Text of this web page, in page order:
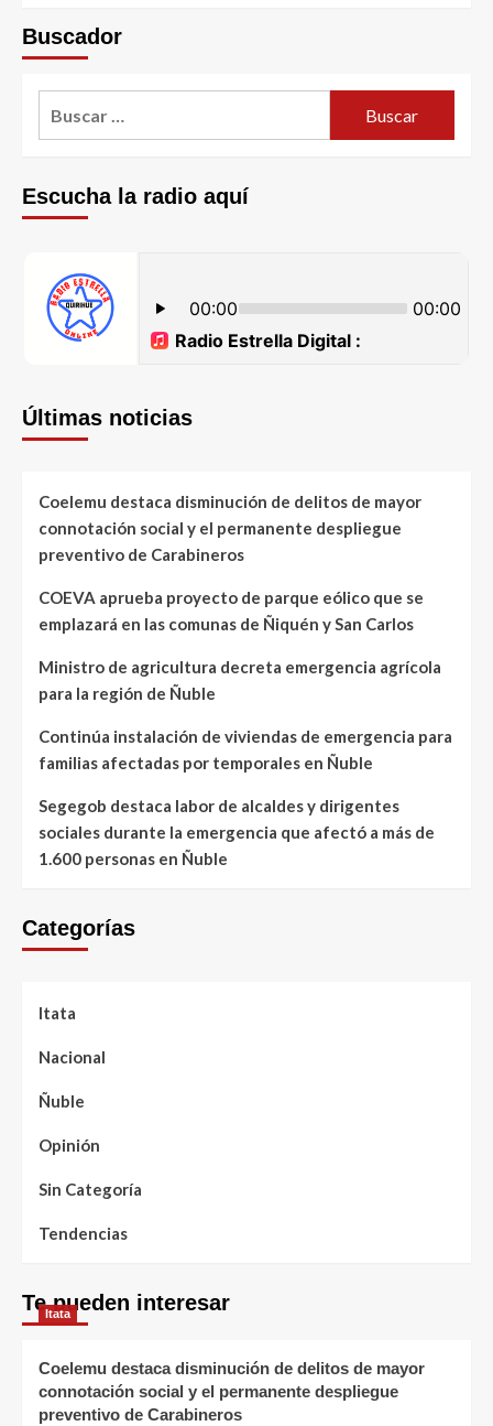
Buscador
Escucha la radio aquí
Últimas noticias
Coelemu destaca disminución de delitos de mayor
connotación social y el permanente despliegue
preventivo de Carabineros
COEVA aprueba proyecto de parque eólico que se
emplazará en las comunas de Ñiquén y San Carlos
Ministro de agricultura decreta emergencia agrícola
para la región de Ñuble
Continúa instalación de viviendas de emergencia para
familias afectadas por temporales en Ñuble
Segegob destaca labor de alcaldes y dirigentes
sociales durante la emergencia que afectó a más de
1.600 personas en Ñuble
Categorías
Itata
Nacional
Ñuble
Opinión
Sin Categoría
Tendencias
Te pueden interesar
Itata
Coelemu destaca disminución de delitos de mayor
connotación social y el permanente despliegue
preventivo de Carabineros